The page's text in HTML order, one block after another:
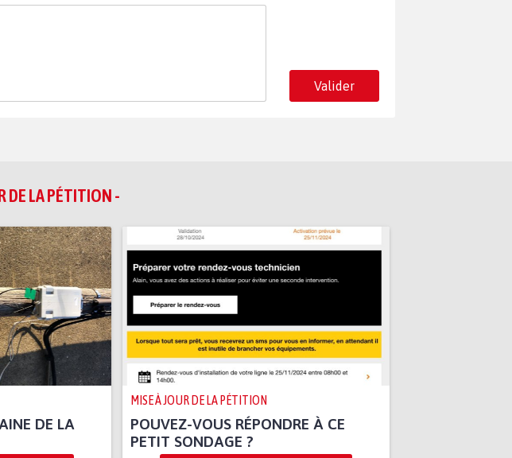
Valider
DE LA PÉTITION -
DE LA
MISE À JOUR DE LA PÉTITION
POUVEZ-VOUS RÉPONDRE À CE
PETIT SONDAGE ?